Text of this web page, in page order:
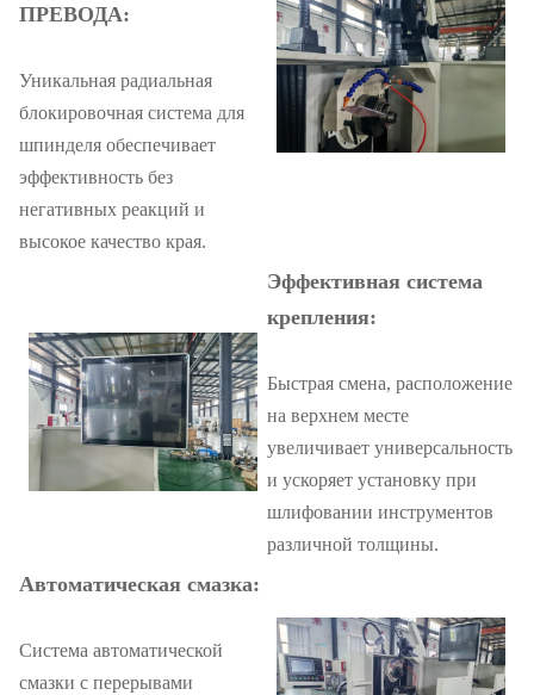
ПРЕВОДА:
Уникальная радиальная
блокировочная система для
шпинделя обеспечивает
эффективность без
негативных реакций и
высокое качество края.
Эффективная система
крепления:
Быстрая смена, расположение
на верхнем месте
увеличивает универсальность
и ускоряет установку при
шлифовании инструментов
различной толщины.
Автоматическая смазка:
Система автоматической
смазки с перерывами